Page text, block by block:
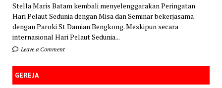
Stella Maris Batam kembali menyelenggarakan Peringatan
Hari Pelaut Sedunia dengan Misa dan Seminar bekerjasama
dengan Paroki St Damian Bengkong. Meskipun secara
internasional Hari Pelaut Sedunia...
Leave a Comment
GEREJA